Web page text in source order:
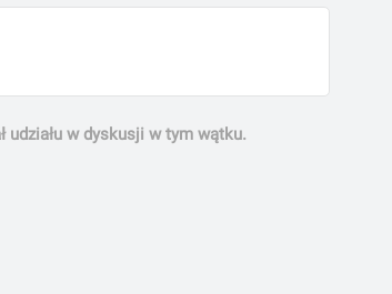
udziału w dyskusji w tym wątku.